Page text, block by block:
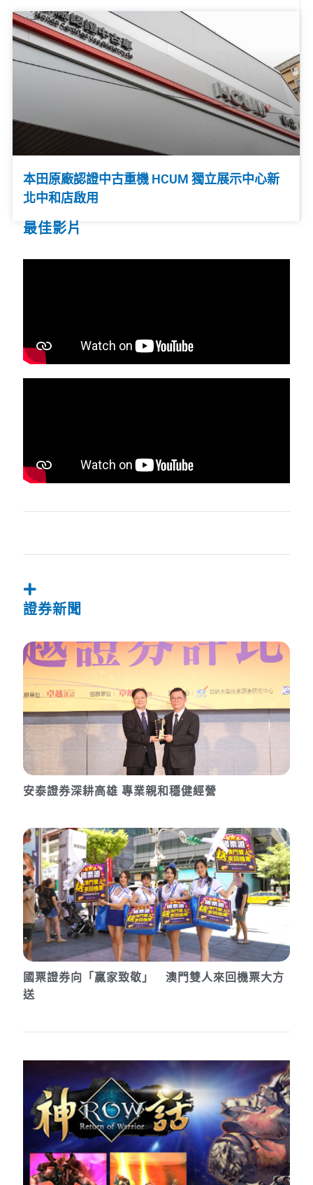
本田原廠認證中古重機 HCUM 獨立展示中心新
北中和店啟用
最佳影片
證券新聞
安泰證券深耕高雄 專業親和穩健經營
國票證券向「贏家致敬」 澳門雙人來回機票大方
送